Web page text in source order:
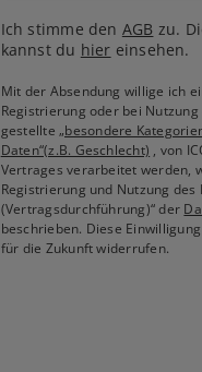
Ich stimme den AGB zu.
kannst du hier einsehen.
Mit der Absendung willige ich
Registrierung oder bei
gestellte„besondere
Daten“(z.B. Geschlecht) , von
Vertrages verarbeitet werden,
Registrierung und Nutzung des
(Vertragsdurchführung)“ der
beschrieben. Diese
für die Zukunft widerrufen.